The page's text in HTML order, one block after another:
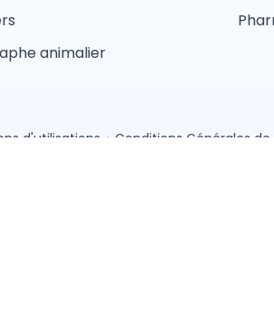
animalier
d'utilisations Conditions Générales